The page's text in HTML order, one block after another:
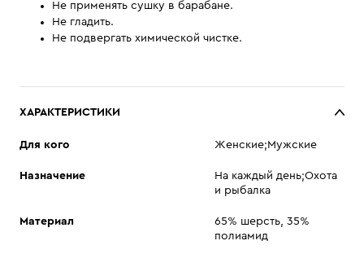
Не применять сушку в барабане.
Не гладить.
Не подвергать химической чистке.
ХАРАКТЕРИСТИКИ
Для кого Женские;Мужские
Назначение
На каждый день;Охота
и рыбалка
Материал
65% шерсть, 35%
полиамид